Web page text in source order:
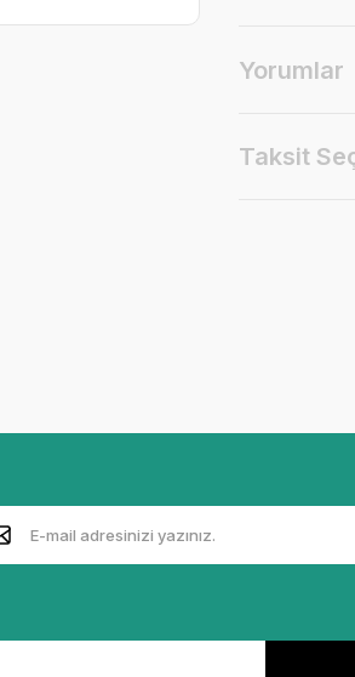
Yorumlar
Taksit